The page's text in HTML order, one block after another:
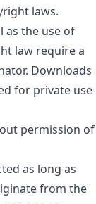
laws.
as the use of
law require a
Downloads
for private use
permission of
as long as
from the